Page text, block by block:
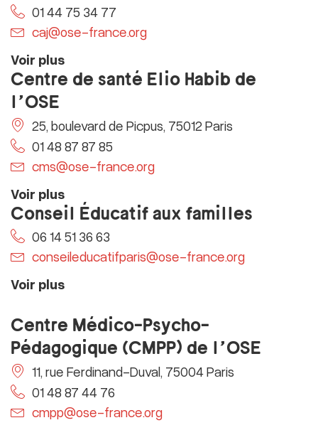
01 44 75 34 77
caj@ose-france.org
Voir plus
Centre de santé Elio Habib de
l’OSE
25, boulevard de Picpus, 75012 Paris
01 48 87 87 85
cms@ose-france.org
Voir plus
Conseil Éducatif aux familles
06 14 51 36 63
conseileducatifparis@ose-france.org
Voir plus
Centre Médico-Psycho-
Pédagogique (CMPP) de l’OSE
11, rue Ferdinand-Duval, 75004 Paris
01 48 87 44 76
cmpp@ose-france.org